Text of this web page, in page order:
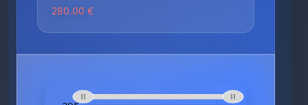
280.00 €